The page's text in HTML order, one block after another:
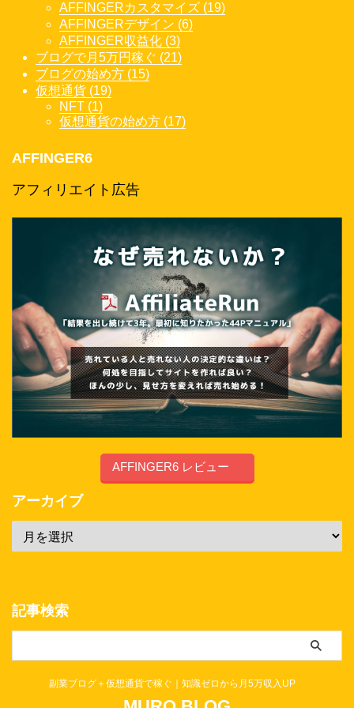
AFFINGERカスタマイズ (19)
AFFINGERデザイン (6)
AFFINGER収益化 (3)
ブログで月5万円稼ぐ (21)
ブログの始め方 (15)
仮想通貨 (19)
NFT (1)
仮想通貨の始め方 (17)
AFFINGER6
アフィリエイト広告
AFFINGER6 レビュー
アーカイブ
記事検索
副業ブログ＋仮想通貨で稼ぐ｜知識ゼロから月5万収入UP